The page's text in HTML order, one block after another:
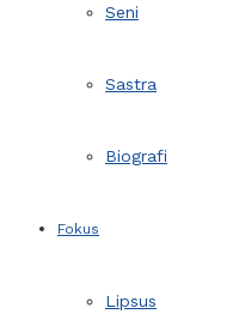
Seni
Sastra
Biografi
Fokus
Lipsus